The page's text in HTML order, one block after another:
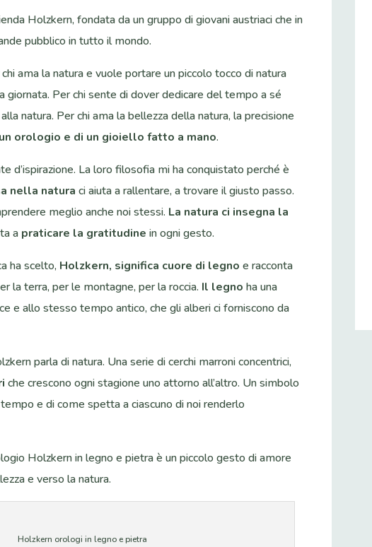
Holzkern, fondata da un gruppo di giovani austriaci che in
pubblico in tutto il mondo.
ama la natura e vuole portare un piccolo tocco di natura
giornata. Per chi sente di dover dedicare del tempo a sé
natura. Per chi ama la bellezza della natura, la precisione
orologio e di un gioiello fatto a mano.
d’ispirazione. La loro filosofia mi ha conquistato perché è
nella natura ci aiuta a rallentare, a trovare il giusto passo.
meglio anche noi stessi. La natura ci insegna la
a praticare la gratitudine in ogni gesto.
ha scelto, Holzkern, significa cuore di legno e racconta
la terra, per le montagne, per la roccia. Il legno ha una
e allo stesso tempo antico, che gli alberi ci forniscono da
parla di natura. Una serie di cerchi marroni concentrici,
che crescono ogni stagione uno attorno all’altro. Un simbolo
e di come spetta a ciascuno di noi renderlo
Holzkern in legno e pietra è un piccolo gesto di amore
e verso la natura.
Holzkern orologi in legno e pietra